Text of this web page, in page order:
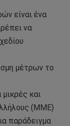
είναι ένα
να
μέτρων το
και
(ΜΜΕ)
παράδειγμα